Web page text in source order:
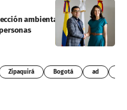
ambiental sobre zonas
Zipaquirá Bogotá ad